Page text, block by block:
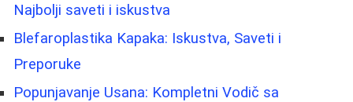
Najbolji saveti i iskustva
Blefaroplastika Kapaka: Iskustva, Saveti i
Preporuke
Popunjavanje Usana: Kompletni Vodič sa